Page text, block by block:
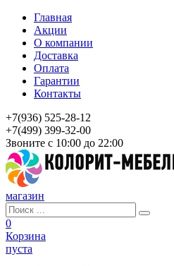
Главная
Акции
О компании
Доставка
Оплата
Гарантии
Контакты
+7(936) 525-28-12
+7(499) 399-32-00
Звоните с 10:00 до 22:00
магазин
0
Корзина
пуста